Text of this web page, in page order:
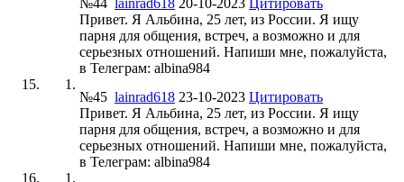
№44 lainrad618 20-10-2023 Цитировать
Привет. Я Альбина, 25 лет, из России. Я ищу
парня для общения, встреч, а возможно и для
серьезных отношений. Напиши мне, пожалуйста,
в Телеграм: albina984
№45 lainrad618 23-10-2023 Цитировать
Привет. Я Альбина, 25 лет, из России. Я ищу
парня для общения, встреч, а возможно и для
серьезных отношений. Напиши мне, пожалуйста,
в Телеграм: albina984